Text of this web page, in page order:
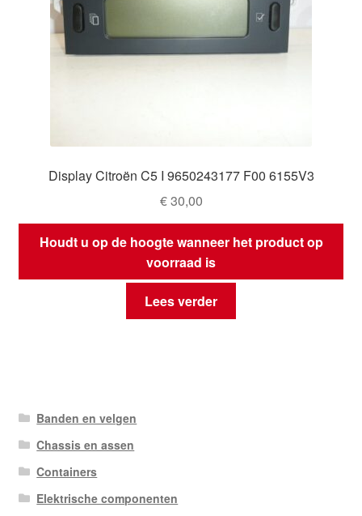
Display Citroën C5 I 9650243177 F00 6155V3
€30,00
Houdt u op de hoogte wanneer het product op
voorraad is
Lees verder
Banden en velgen
Chassis en assen
Containers
Elektrische componenten